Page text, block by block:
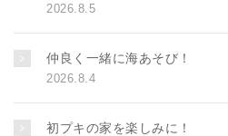
2026.8.5
仲良く一緒に海あそび！
2026.8.4
初プキの家を楽しみに！